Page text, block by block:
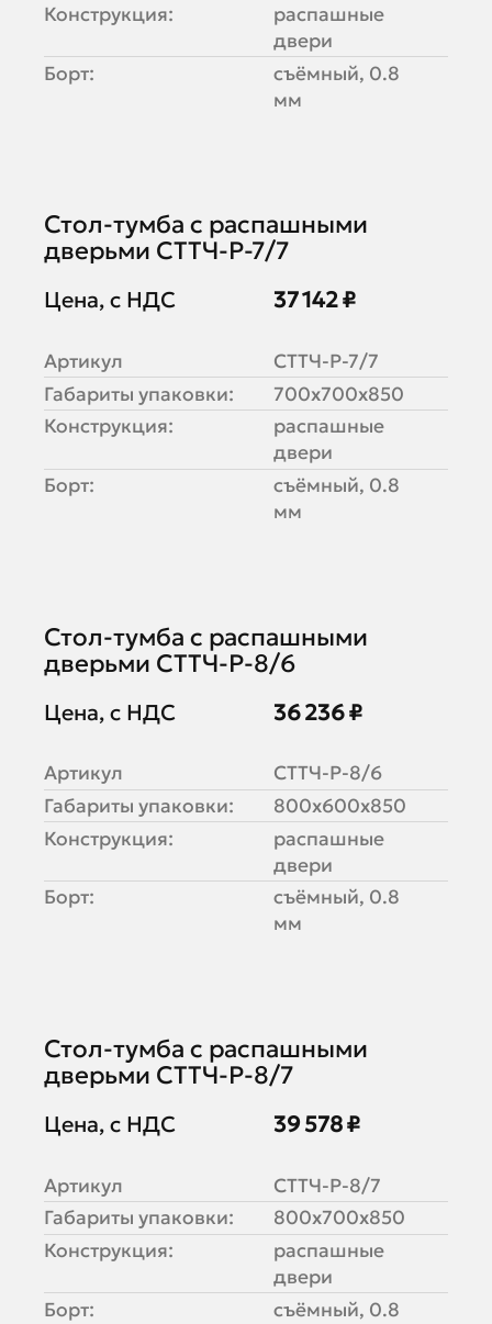
Конструкция:
распашные
двери
Борт:
съёмный, 0.8
мм
Стол-тумба с распашными
дверьми СТТЧ-Р-7/7
Цена, с НДС 37 142 ₽
Артикул
СТТЧ-Р-7/7
Габариты упаковки:
700х700х850
Конструкция:
распашные
двери
Борт:
съёмный, 0.8
мм
Стол-тумба с распашными
дверьми СТТЧ-Р-8/6
Цена, с НДС 36 236 ₽
Артикул
СТТЧ-Р-8/6
Габариты упаковки:
800х600х850
Конструкция:
распашные
двери
Борт:
съёмный, 0.8
мм
Стол-тумба с распашными
дверьми СТТЧ-Р-8/7
Цена, с НДС 39 578 ₽
Артикул
СТТЧ-Р-8/7
Габариты упаковки:
800х700х850
Конструкция:
распашные
двери
Борт:
съёмный, 0.8